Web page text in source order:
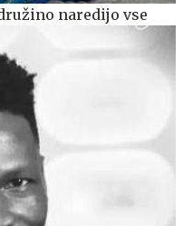
naredijo vse